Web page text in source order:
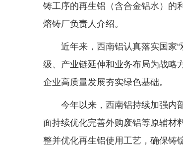
铸工序的再生铝（含合金铝水）的
熔铸厂负责人介绍。
近年来，西南铝认真落实国家
级、产业链延伸和业务布局为战略
企业高质量发展夯实绿色基础。
今年以来，西南铝持续加强内
面持续优化完善外购废铝等原辅材
整并优化再生铝使用工艺，确保铸